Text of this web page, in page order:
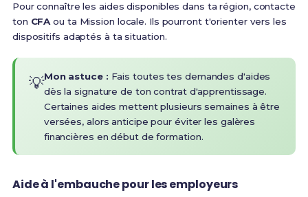
Pour connaître les aides disponibles dans ta région, contacte
ton CFAou ta Mission locale. Ils pourront t'orienter vers les
dispositifs adaptés à ta situation.
💡Mon astuce : Fais toutes tes demandes d'aides
dès la signature de ton contrat d'apprentissage.
Certaines aides mettent plusieurs semaines à être
versées, alors anticipe pour éviter les galères
financières en début de formation.
Aide à l'embauche pour les employeurs